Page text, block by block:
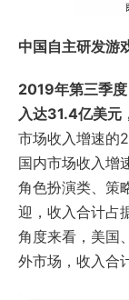
中国自主研发游
2019年第三季
入达31.4亿美元
市场收入增速的
国内市场收入增
角色扮演类、策
迎，收入合计占
角度来看，美国
外市场，收入合